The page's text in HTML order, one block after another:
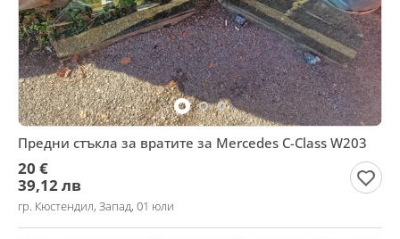
Предни стъкла за вратите за Mercedes C-Class W203
20 €
39,12 лв
гр. Кюстендил, Запад, 01 юли